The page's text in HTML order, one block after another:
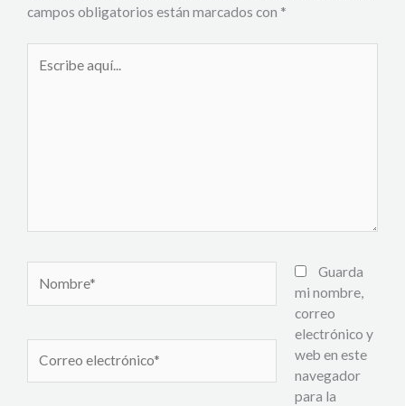
campos obligatorios están marcados con *
aquí...
electrónico*
Guarda
mi nombre,
correo
electrónico y
web en este
navegador
para la